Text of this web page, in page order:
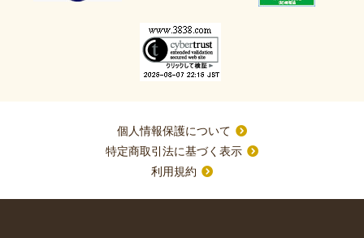
個人情報保護について
特定商取引法に基づく表示
利用規約